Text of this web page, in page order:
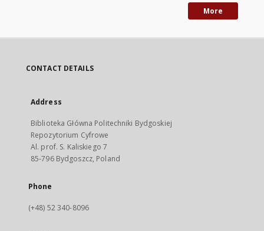
More
CONTACT DETAILS
Address
Biblioteka Główna Politechniki Bydgoskiej
Repozytorium Cyfrowe
Al. prof. S. Kaliskiego 7
85-796 Bydgoszcz, Poland
Phone
(+48) 52 340-8096